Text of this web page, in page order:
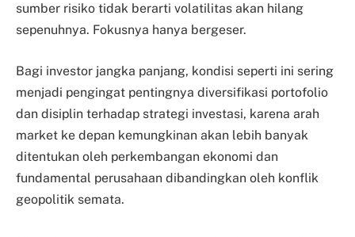
sumber risiko tidak berarti volatilitas akan hilang
sepenuhnya. Fokusnya hanya bergeser.
Bagi investor jangka panjang, kondisi seperti ini sering
menjadi pengingat pentingnya diversifikasi portofolio
dan disiplin terhadap strategi investasi, karena arah
market ke depan kemungkinan akan lebih banyak
ditentukan oleh perkembangan ekonomi dan
fundamental perusahaan dibandingkan oleh konflik
geopolitik semata.